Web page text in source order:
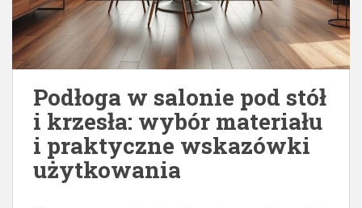
Podłoga w salonie pod stół
i krzesła: wybór materiału
i praktyczne wskazówki
użytkowania